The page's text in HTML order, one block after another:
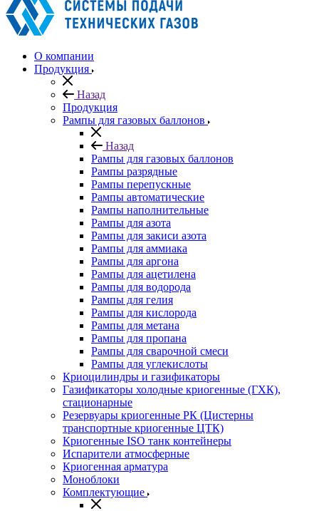
О компании
Продукция
Назад
Продукция
Рампы для газовых баллонов
Назад
Рампы для газовых баллонов
Рампы разрядные
Рампы перепускные
Рампы автоматические
Рампы наполнительные
Рампы для азота
Рампы для закиси азота
Рампы для аммиака
Рампы для аргона
Рампы для ацетилена
Рампы для водорода
Рампы для гелия
Рампы для кислорода
Рампы для метана
Рампы для пропана
Рампы для сварочной смеси
Рампы для углекислоты
Криоцилиндры и газификаторы
Газификаторы холодные криогенные (ГХК),
стационарные
Резервуары криогенные РК (Цистерны
транспортные криогенные ЦТК)
Криогенные ISO танк контейнеры
Испарители атмосферные
Криогенная арматура
Моноблоки
Комплектующие